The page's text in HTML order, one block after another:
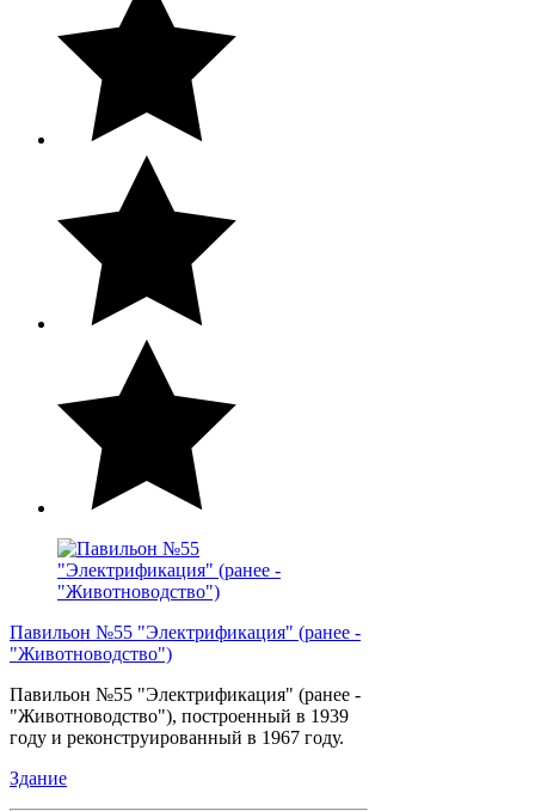
Павильон №55 "Электрификация" (ранее -
"Животноводство")
Павильон №55 "Электрификация" (ранее -
"Животноводство"), построенный в 1939
году и реконструированный в 1967 году.
Здание